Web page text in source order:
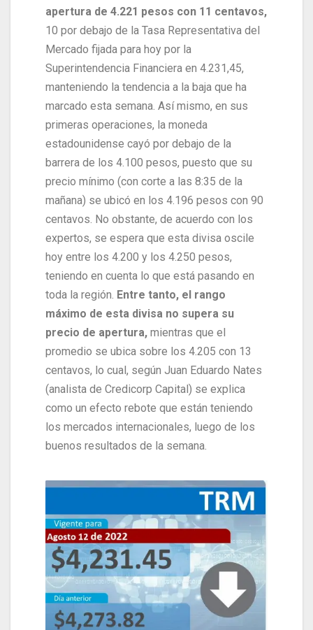
apertura de 4.221 pesos con 11 centavos,
10 por debajo de la Tasa Representativa del
Mercado fijada para hoy por la
Superintendencia Financiera en 4.231,45,
manteniendo la tendencia a la baja que ha
marcado esta semana. Así mismo, en sus
primeras operaciones, la moneda
estadounidense cayó por debajo de la
barrera de los 4.100 pesos, puesto que su
precio mínimo (con corte a las 8:35 de la
mañana) se ubicó en los 4.196 pesos con 90
centavos. No obstante, de acuerdo con los
expertos, se espera que esta divisa oscile
hoy entre los 4.200 y los 4.250 pesos,
teniendo en cuenta lo que está pasando en
toda la región. Entre tanto, el rango
máximo de esta divisa no supera su
precio de apertura, mientras que el
promedio se ubica sobre los 4.205 con 13
centavos, lo cual, según Juan Eduardo Nates
(analista de Credicorp Capital) se explica
como un efecto rebote que están teniendo
los mercados internacionales, luego de los
buenos resultados de la semana.